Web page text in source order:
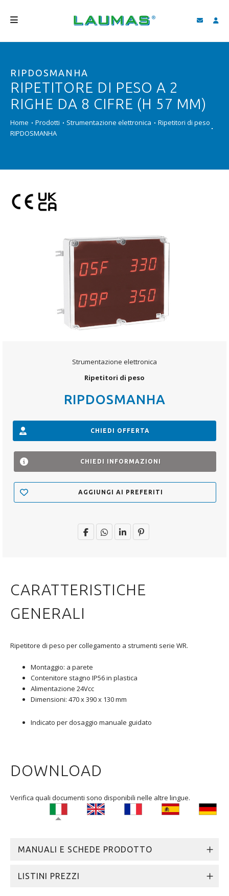
PRODOTTI
SERVIZI
VIDEO
CERCA
RIPDOSMANHA
RIPETITORE DI PESO A 2
RIGHE DA 8 CIFRE (H 57 MM)
Home Prodotti Strumentazione elettronica
Ripetitori di peso
RIPDOSMANHA
Strumentazione elettronica
Ripetitori di peso
RIPDOSMANHA
CHIEDI OFFERTA
CHIEDI INFORMAZIONI
AGGIUNGI AI PREFERITI
CARATTERISTICHE
GENERALI
Ripetitore di peso per collegamento a strumenti serie WR.
Montaggio: a parete
Contenitore stagno IP56 in plastica
Alimentazione 24Vcc
Dimensioni: 470 x 390 x 130 mm
Indicato per dosaggio manuale guidato
DOWNLOAD
Verifica quali documenti sono disponibili nelle altre lingue.
MANUALI E SCHEDE PRODOTTO
LISTINI PREZZI